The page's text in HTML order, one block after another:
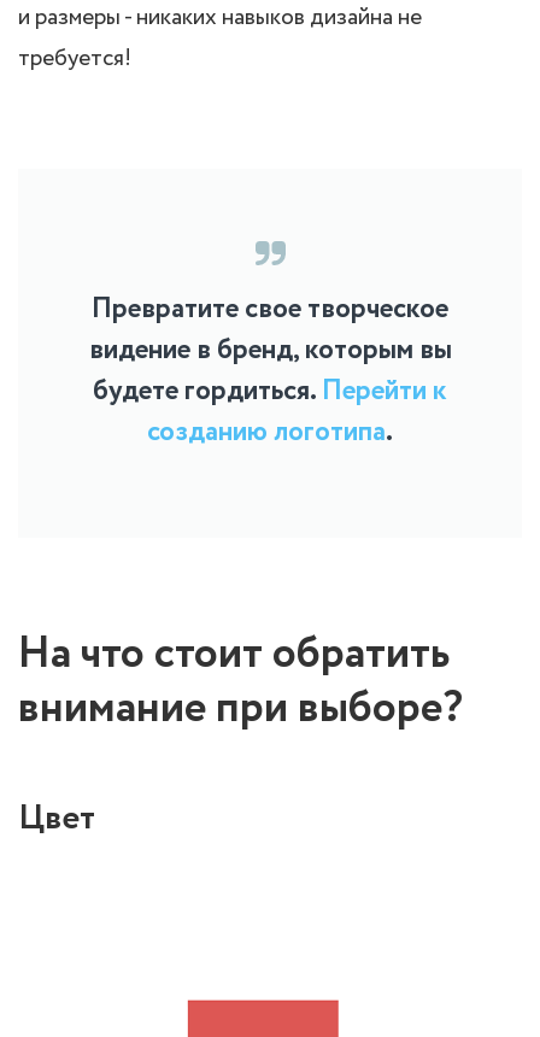
и размеры - никаких навыков дизайна не
требуется!
Превратите свое творческое
видение в бренд, которым вы
будете гордиться. Перейти к
созданию логотипа.
На что стоит обратить
внимание при выборе?
Цвет